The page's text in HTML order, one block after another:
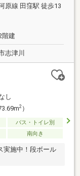
原線 田窪駅 徒歩13
階建
志津川
し
2）
バス・トイレ別
南向き
実施中！段ボール